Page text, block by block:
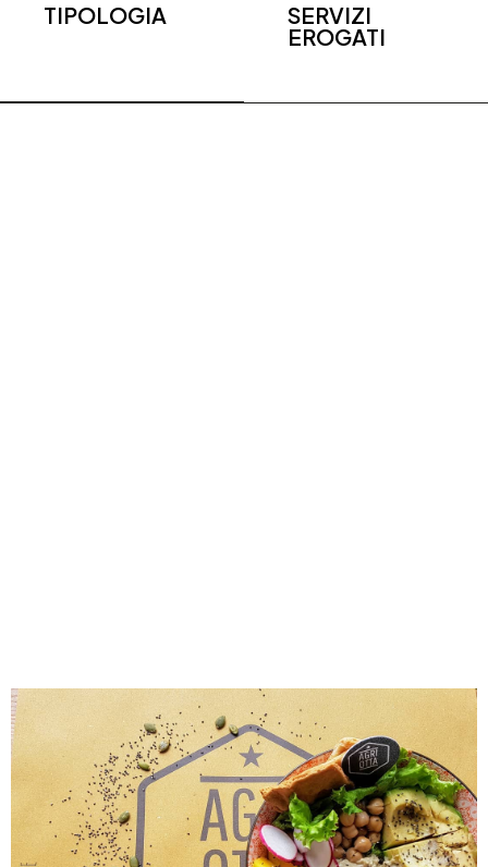
TIPOLOGIA
SERVIZI
EROGATI